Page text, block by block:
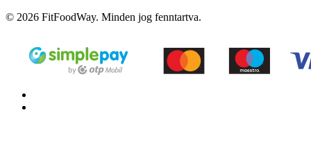
© 2026 FitFoodWay. Minden jog fenntartva.